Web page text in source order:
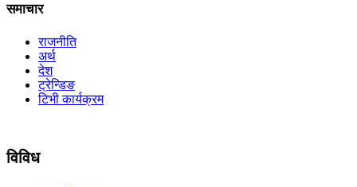
समाचार
राजनीति
अर्थ
देश
ट्रेन्डिङ
टिभी कार्यक्रम
विविध